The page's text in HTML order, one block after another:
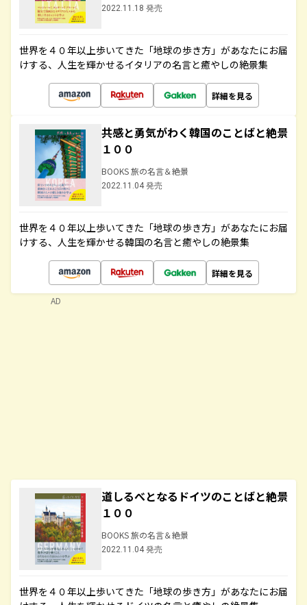
2022.11.18 発売
世界を４０年以上歩いてきた「地球の歩き方」があなたにお届
けする、人生を輝かせるイタリアの名言と癒やしの絶景集
詳細を見る
共感と勇気がわく韓国のことばと絶景
１００
BOOKS 旅の名言＆絶景
2022.11.04 発売
世界を４０年以上歩いてきた「地球の歩き方」があなたにお届
けする、人生を輝かせる韓国の名言と癒やしの絶景集
詳細を見る
道しるべとなるドイツのことばと絶景
１００
BOOKS 旅の名言＆絶景
2022.11.04 発売
世界を４０年以上歩いてきた「地球の歩き方」があなたにお届
AD